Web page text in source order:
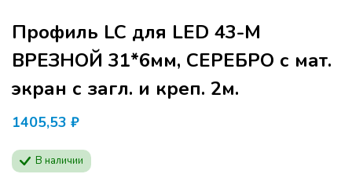
Профиль LC для LED 43-M
ВРЕЗНОЙ 31*6мм, СЕРЕБРО с мат.
экран с загл. и креп. 2м.
1405,53 ₽
В наличии